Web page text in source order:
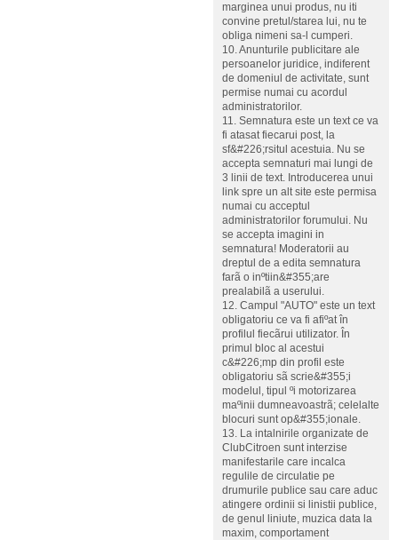
marginea unui produs, nu iti
convine pretul/starea lui, nu te
obliga nimeni sa-l cumperi.
10. Anunturile publicitare ale
persoanelor juridice, indiferent
de domeniul de activitate, sunt
permise numai cu acordul
administratorilor.
11. Semnatura este un text ce va
fi atasat fiecarui post, la
sf&#226;rsitul acestuia. Nu se
accepta semnaturi mai lungi de
3 linii de text. Introducerea unui
link spre un alt site este permisa
numai cu acceptul
administratorilor forumului. Nu
se accepta imagini in
semnatura! Moderatorii au
dreptul de a edita semnatura
farã o inºtiin&#355;are
prealabilã a userului.
12. Campul "AUTO" este un text
obligatoriu ce va fi afiºat în
profilul fiecãrui utilizator. În
primul bloc al acestui
c&#226;mp din profil este
obligatoriu sã scrie&#355;i
modelul, tipul ºi motorizarea
maºinii dumneavoastrã; celelalte
blocuri sunt op&#355;ionale.
13. La intalnirile organizate de
ClubCitroen sunt interzise
manifestarile care incalca
regulile de circulatie pe
drumurile publice sau care aduc
atingere ordinii si linistii publice,
de genul liniute, muzica data la
maxim, comportament